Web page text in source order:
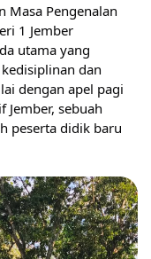
Masa Pengenalan
1 Jember
utama yang
dan
dengan apel pagi
sebuah
peserta didik baru